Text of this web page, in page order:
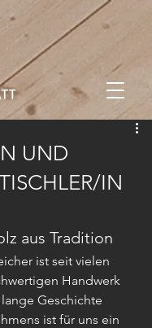
UND
IN
aus Tradition
ist seit vielen
Handwerk
Geschichte
ist für uns ein